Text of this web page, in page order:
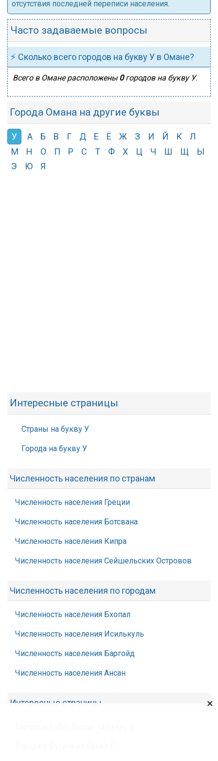
отсутствия последней переписи населения.
Часто задаваемые вопросы
⚡ Сколько всего городов на букву У в Омане?
Всего в Омане расположены 0городов на букву У.
Города Омана на другие буквы
У А Б В Г Д Е Ё Ж З И Й К
Л
М
Н О П Р С Т Ф Х Ц Ч Ш Щ
Ы
Э
Ю Я
Интересные страницы
Страны на букву У
Города на букву У
Численность населения по странам
Численность населения Греции
Численность населения Ботсвана
Численность населения Кипра
Численность населения Сейшельских Островов
Численность населения по городам
Численность населения Бхопал
Численность населения Исилькуль
Численность населения Баргойд
Численность населения Ансан
Интересные страницы ×